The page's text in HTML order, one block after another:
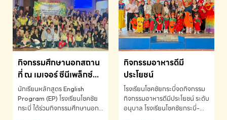
INTERNATIONAL
MATHEMATICS AND
MENTAL ARITHMETIC
COMPETITION 2026 - ถ้วย
รางวัลรองชนะเลิศอันดับที่ 2
Mental Arithmetic
Competition K2 - ถ้วยรางวัล
รองชนะเลิศอันดับที่ 2 Mental
K2(Grop) โรงเรียนโชคชัยกระบี่-
สอบถามข้อมูลเพิ่มเติม โทร.
075-691910
กิจกรรมศึกษานอกสถาน
ที่ ณ เมเจอร์ ซีนีเพล็กซ์
ระดับประถมศึกษา (EP.1-
6)
นักเรียนหลักสูตร English
Program (EP) โรงเรียนโชคชัย
กระบี่ ได้ร่วมกิจกรรมศึกษานอก
กิจกรรมอาหารดีมี
ประโยชน์
โรงเรียนโชคชัยกระบี่จดกิจกรรม
กิจกรรมอาหารดีมีประโยชน์ ระดับ
อนุบาล โรงเรียนโชคชัยกระบี่-